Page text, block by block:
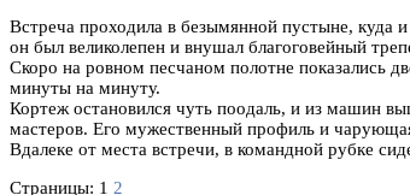
Встреча проходила в безымянной пустыне, куда
он был великолепен и внушал благоговейный
Скоро на ровном песчаном полотне показались
минуты на минуту.
Кортеж остановился чуть поодаль, и из машин
мастеров. Его мужественный профиль и
Вдалеке от места встречи, в командной рубке
Страницы: 1 2